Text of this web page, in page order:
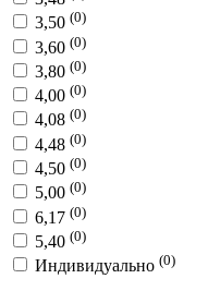
3,50 (0)
3,60 (0)
3,80 (0)
4,00 (0)
4,08 (0)
4,48 (0)
4,50 (0)
5,00 (0)
6,17 (0)
5,40 (0)
Индивидуально (0)